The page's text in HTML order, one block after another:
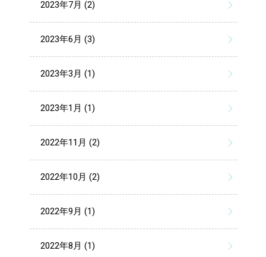
2023年7月 (2)
2023年6月 (3)
2023年3月 (1)
2023年1月 (1)
2022年11月 (2)
2022年10月 (2)
2022年9月 (1)
2022年8月 (1)